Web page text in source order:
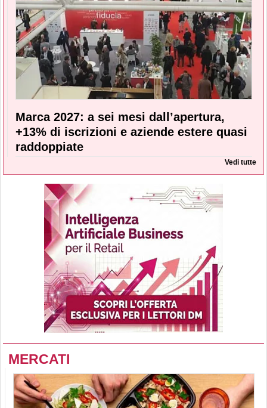
Marca 2027: a sei mesi dall’apertura,
+13% di iscrizioni e aziende estere quasi
raddoppiate
Vedi tutte
MERCATI